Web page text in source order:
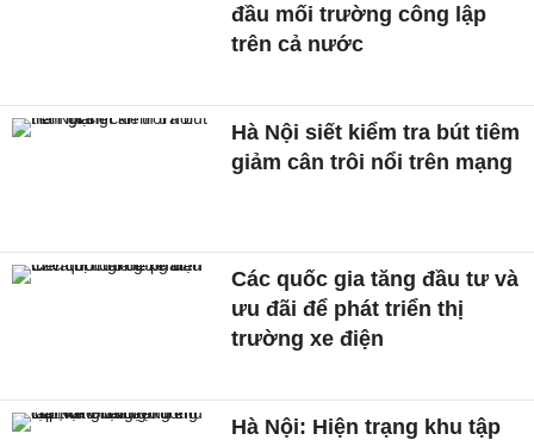
đầu mối trường công lập
trên cả nước
Hà Nội siết kiểm tra bút tiêm
giảm cân trôi nổi trên mạng
Các quốc gia tăng đầu tư và
ưu đãi để phát triển thị
trường xe điện
Hà Nội: Hiện trạng khu tập